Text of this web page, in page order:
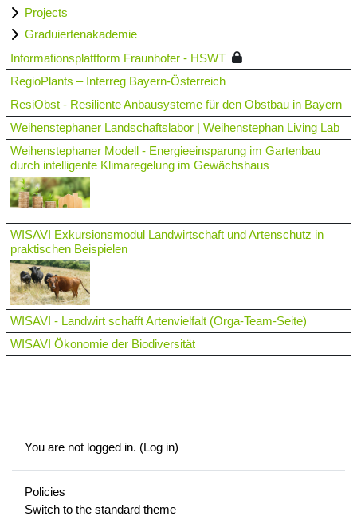
Projects
Graduiertenakademie
Informationsplattform Fraunhofer - HSWT
RegioPlants – Interreg Bayern-Österreich
ResiObst - Resiliente Anbausysteme für den Obstbau in Bayern
Weihenstephaner Landschaftslabor | Weihenstephan Living Lab
Weihenstephaner Modell - Energieeinsparung im Gartenbau
durch intelligente Klimaregelung im Gewächshaus
WISAVI Exkursionsmodul Landwirtschaft und Artenschutz in
praktischen Beispielen
WISAVI - Landwirt schafft Artenvielfalt (Orga-Team-Seite)
WISAVI Ökonomie der Biodiversität
You are not logged in. (Log in)
Policies
Switch to the standard theme